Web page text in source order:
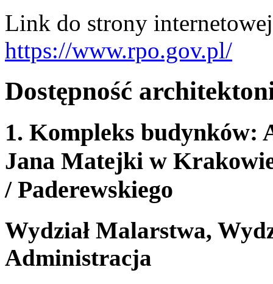
Link do strony
https://www.rpo.gov.pl/
Dostępność
1. Kompleks budynków:
Jana Matejki w
/ Paderewskiego
Wydział Malarstwa,
Administracja